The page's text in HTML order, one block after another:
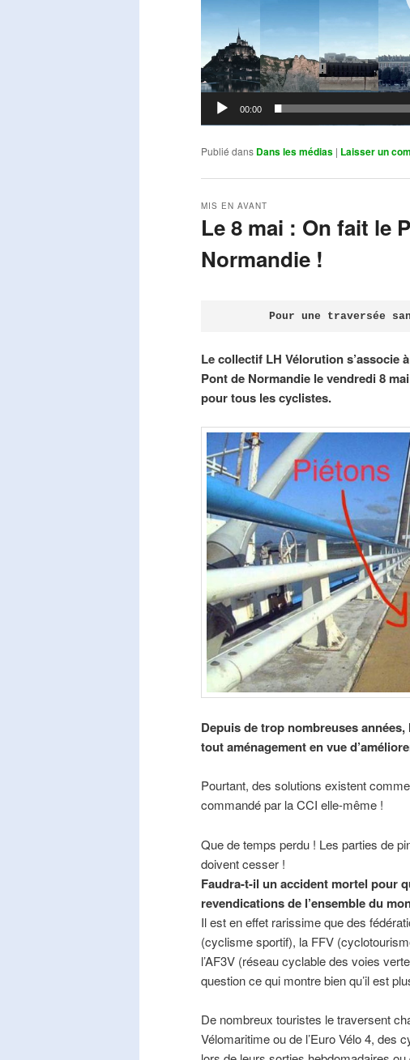
00:00
Publié dans Dans les médias | Laisser un
Le 8 mai : On fait le
Normandie !
MIS EN AVANT
Pour une traversée
Le collectif LH Vélorution s’associe
Pont de Normandie le vendredi 8
pour tous les cyclistes.
Depuis de trop nombreuses
tout aménagement en vue
Pourtant, des solutions existent
commandé par la CCI elle-même !
Que de temps perdu ! Les parties de
doivent cesser !
Faudra-t-il un accident mortel pour
revendications de l’ensemble du
Il est en effet rarissime que des
(cyclisme sportif), la FFV
l’AF3V (réseau cyclable des voies
question ce qui montre bien qu’il est
De nombreux touristes le traversent
Vélomaritime ou de l’Euro Vélo 4, des